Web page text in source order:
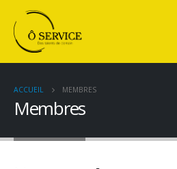
ACCUEIL MEMBRES
Membres